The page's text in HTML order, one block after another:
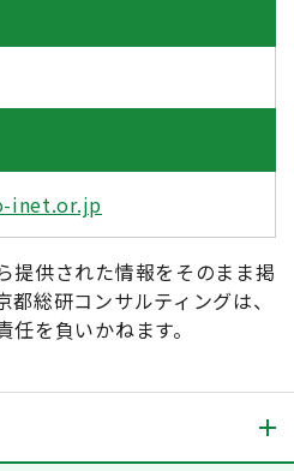
inet.or.jp
提供された情報をそのまま掲
総研コンサルティングは、
を負いかねます。